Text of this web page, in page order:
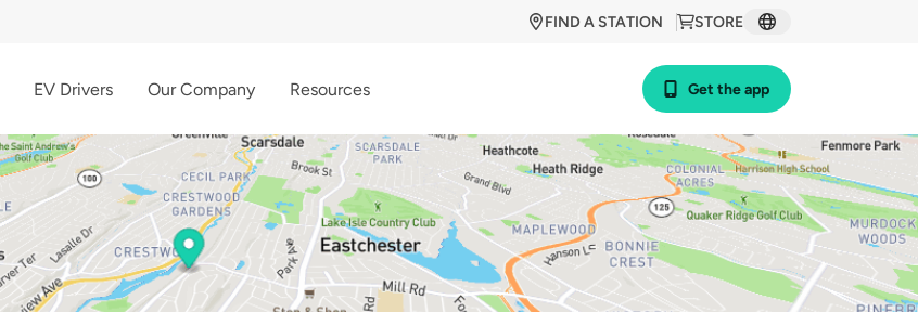
STORE
FIND A STATION
EV Drivers Our Company Resources Get the app